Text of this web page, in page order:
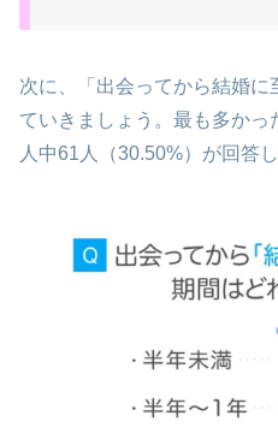
次に、「出会ってから結婚
ていきましょう。最も多か
人中61人（30.50%）が回答し